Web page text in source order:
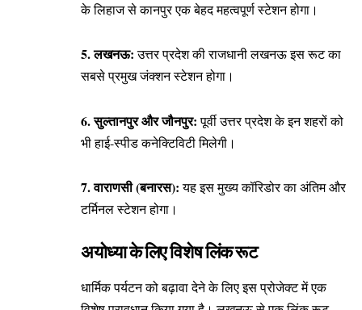
के लिहाज से कानपुर एक बेहद महत्वपूर्ण स्टेशन होगा।
5. लखनऊ:उत्तर प्रदेश की राजधानी लखनऊ इस रूट का
सबसे प्रमुख जंक्शन स्टेशन होगा।
6. सुल्तानपुर और जौनपुर:पूर्वी उत्तर प्रदेश के इन शहरों को
भी हाई-स्पीड कनेक्टिविटी मिलेगी।
7. वाराणसी (बनारस):यह इस मुख्य कॉरिडोर का अंतिम और
टर्मिनल स्टेशन होगा।
अयोध्या के लिए विशेष लिंक रूट
धार्मिक पर्यटन को बढ़ावा देने के लिए इस प्रोजेक्ट में एक